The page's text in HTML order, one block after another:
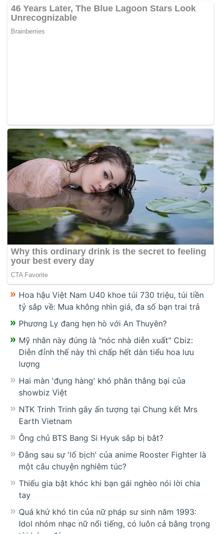
Hoa hậu Việt Nam U40 khoe túi 730 triệu, túi tiền
tỷ sắp về: Mua không nhìn giá, đa số bạn trai trả
Phương Ly đang hẹn hò với An Thuyên?
Mỹ nhân này đúng là "nóc nhà diễn xuất" Cbiz:
Diễn đỉnh thế này thì chấp hết dàn tiểu hoa lưu
lượng
Hai màn 'đụng hàng' khó phân thắng bại của
showbiz Việt
NTK Trinh Trinh gây ấn tượng tại Chung kết Mrs
Earth Vietnam
Ông chủ BTS Bang Si Hyuk sắp bị bắt?
Đằng sau sự 'lố bịch' của anime Rooster Fighter là
một câu chuyện nghiêm túc?
Thiếu gia bật khóc khi bạn gái nghèo nói lời chia
tay
Quá khứ khó tin của nữ pháp sư sinh năm 1993:
Idol nhóm nhạc nữ nổi tiếng, có luôn cả bằng trọng